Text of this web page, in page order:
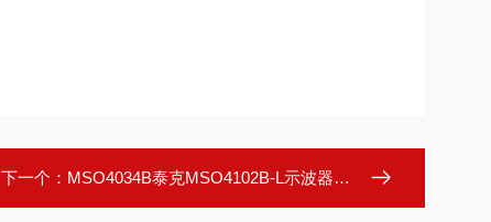
下一个： MSO4034B泰克MSO4102B-L示波器苏威尔仪器